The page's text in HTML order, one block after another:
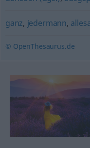
ganz, jedermann,
© OpenThesaurus.de